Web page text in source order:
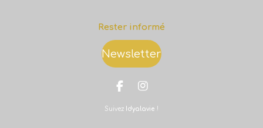
Rester informé
Newsletter
F
c
I
s
Suivez Idyalavie !